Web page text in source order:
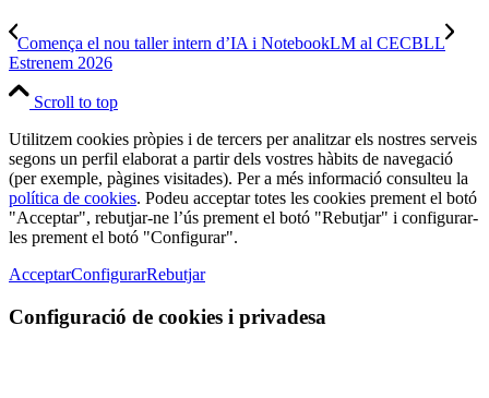
Comença el nou taller intern d’IA i NotebookLM al CECBLL
Estrenem 2026
Scroll to top
Utilitzem cookies pròpies i de tercers per analitzar els nostres serveis
segons un perfil elaborat a partir dels vostres hàbits de navegació
(per exemple, pàgines visitades). Per a més informació consulteu la
política de cookies. Podeu acceptar totes les cookies prement el botó
"Acceptar", rebutjar-ne l’ús prement el botó "Rebutjar" i configurar-
les prement el botó "Configurar".
AcceptarConfigurarRebutjar
Configuració de cookies i privadesa